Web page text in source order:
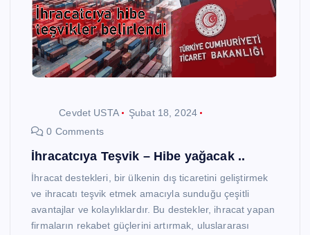
Cevdet USTA
Şubat 18, 2024
0 Comments
İhracatcıya Teşvik – Hibe yağacak ..
İhracat destekleri, bir ülkenin dış ticaretini geliştirmek
ve ihracatı teşvik etmek amacıyla sunduğu çeşitli
avantajlar ve kolaylıklardır. Bu destekler, ihracat yapan
firmaların rekabet güçlerini artırmak, uluslararası